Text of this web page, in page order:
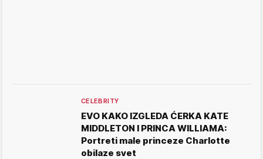
CELEBRITY
EVO KAKO IZGLEDA ĆERKA KATE
MIDDLETON I PRINCA WILLIAMA:
Portreti male princeze Charlotte
obilaze svet